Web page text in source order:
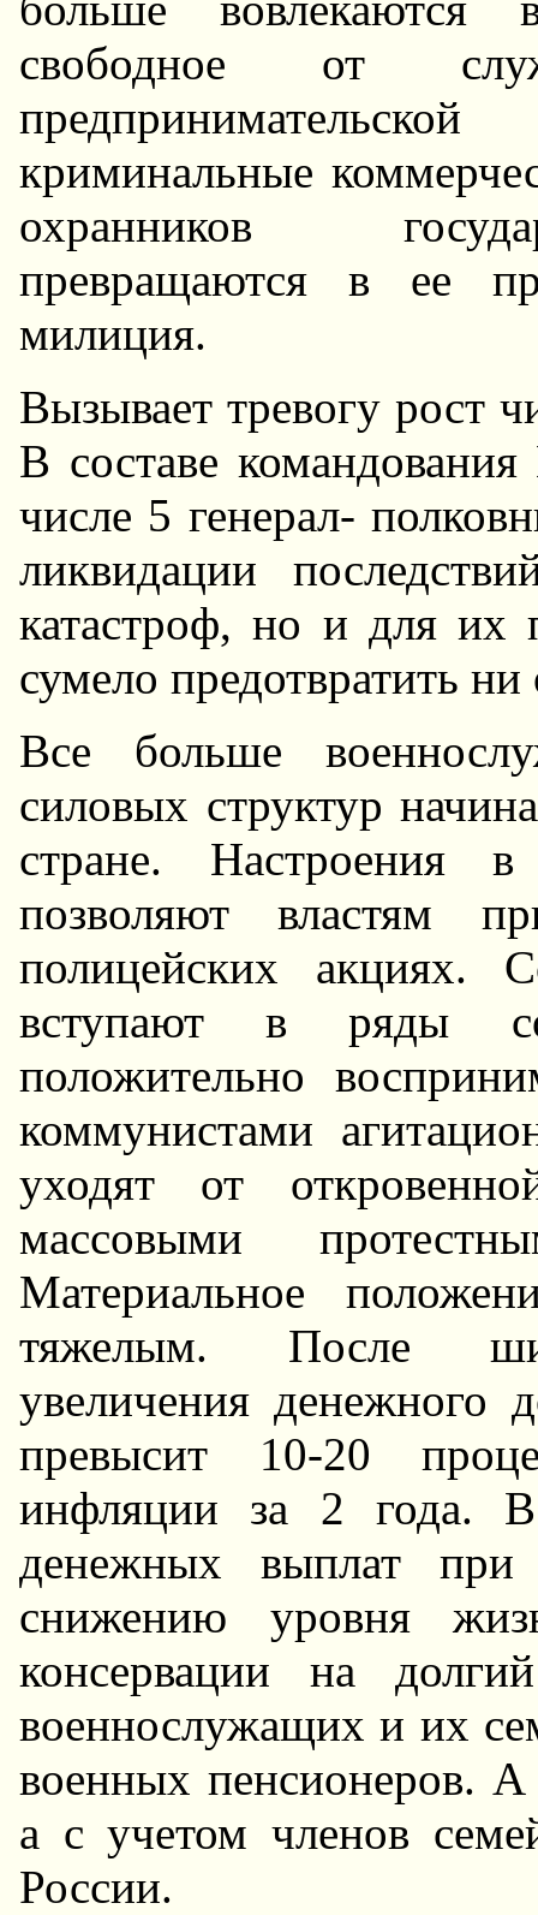
свободное от
криминальные
охранников
превращаются в ее
милиция.
Вызывает тревогу рост
В составе
числе 5 генерал-
ликвидации
катастроф, но и для
сумело предотвратить ни
Все больше
силовых структур
стране. Hастроения
позволяют властям
полицейских
вступают в ряды
положительно
коммунистами
уходят от
массовыми
Материальное
тяжелым. После
увеличения денежного
превысит 10-20
инфляции за 2 года. В
денежных выплат
снижению уровня
консервации на
военнослужащих и их
военных пенсионеров.
а с учетом членов
России.